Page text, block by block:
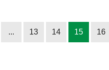
... 13 14 15 16